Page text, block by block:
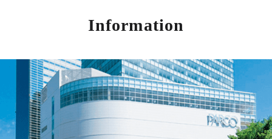
Information